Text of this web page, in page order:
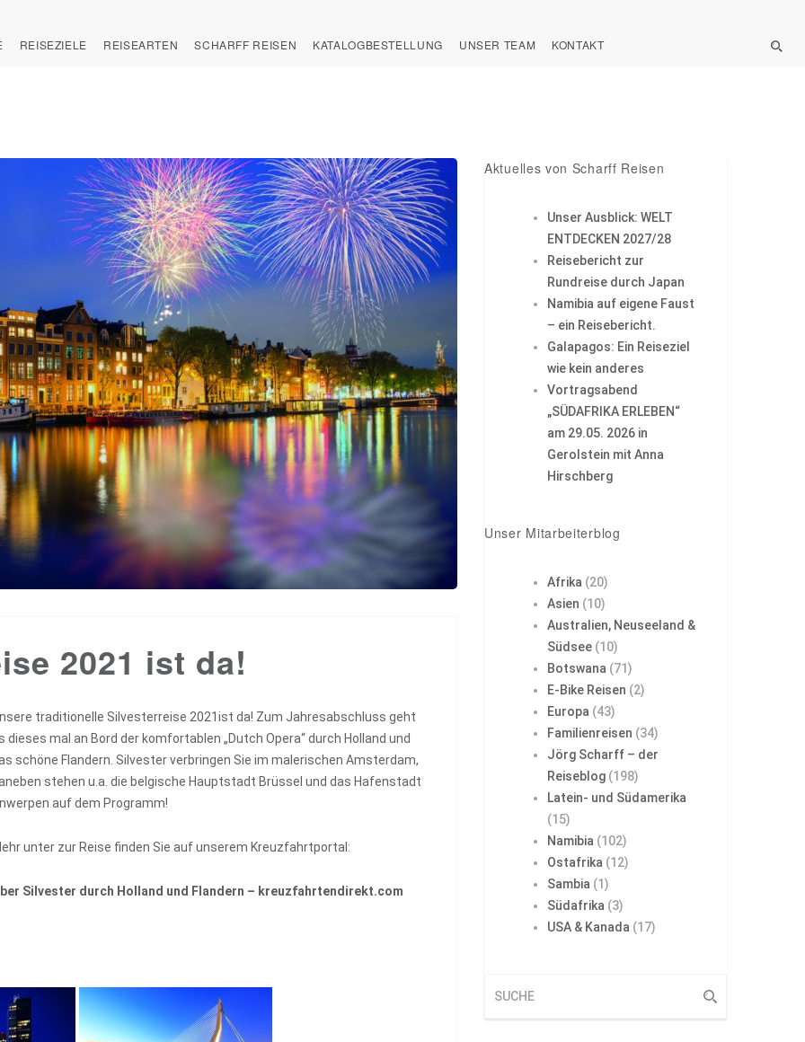
REISEZIELE REISEARTEN SCHARFF REISEN KATALOGBESTELLUNG UNSER TEAM KONTAKT
2021 ist da!
traditionelle Silvesterreise 2021ist da! Zum Jahresabschluss geht
dieses mal an Bord der komfortablen „Dutch Opera“ durch Holland und
schöne Flandern. Silvester verbringen Sie im malerischen Amsterdam,
stehen u.a. die belgische Hauptstadt Brüssel und das Hafenstadt
auf dem Programm!
unter zur Reise finden Sie auf unserem Kreuzfahrtportal:
Silvester durch Holland und Flandern – kreuzfahrtendirekt.com
Aktuelles von Scharff Reisen
Unser Ausblick: WELT
ENTDECKEN 2027/28
Reisebericht zur
Rundreise durch Japan
Namibia auf eigene Faust
– ein Reisebericht.
Galapagos: Ein Reiseziel
wie kein anderes
Vortragsabend
„SÜDAFRIKA ERLEBEN“
am 29.05. 2026 in
Gerolstein mit Anna
Hirschberg
Unser Mitarbeiterblog
Afrika (20)
Asien (10)
Australien, Neuseeland &
Südsee (10)
Botswana (71)
E-Bike Reisen (2)
Europa (43)
Familienreisen (34)
Jörg Scharff – der
Reiseblog (198)
Latein- und Südamerika
(15)
Namibia (102)
Ostafrika (12)
Sambia (1)
Südafrika (3)
USA & Kanada (17)